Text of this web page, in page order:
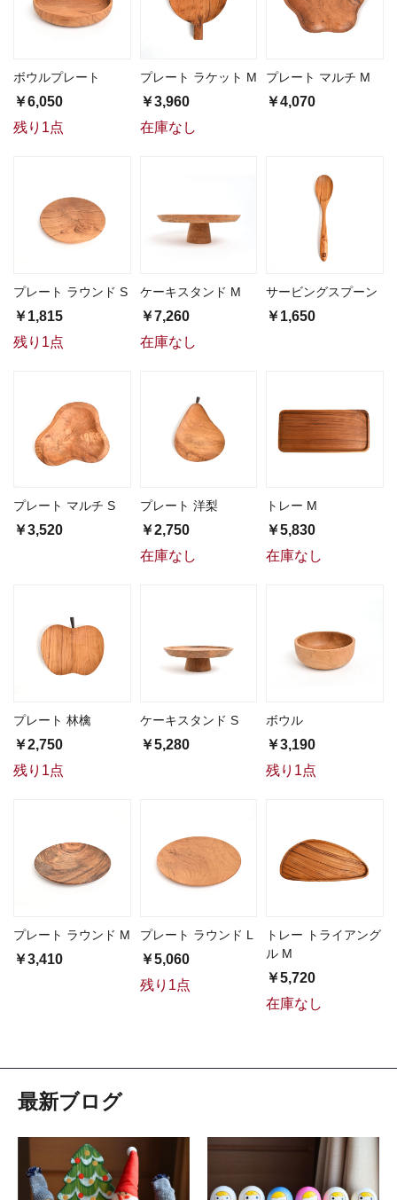
ボウルプレート
￥6,050
残り1点
プレート ラケット M
￥3,960
在庫なし
プレート マルチ M
￥4,070
プレート ラウンド S
￥1,815
残り1点
ケーキスタンド M
￥7,260
在庫なし
サービングスプーン
￥1,650
プレート マルチ S
￥3,520
プレート 洋梨
￥2,750
在庫なし
トレー M
￥5,830
在庫なし
プレート 林檎
￥2,750
残り1点
ケーキスタンド S
￥5,280
ボウル
￥3,190
残り1点
プレート ラウンド M
￥3,410
プレート ラウンド L
￥5,060
残り1点
トレー トライアング
ル M
￥5,720
在庫なし
最新ブログ